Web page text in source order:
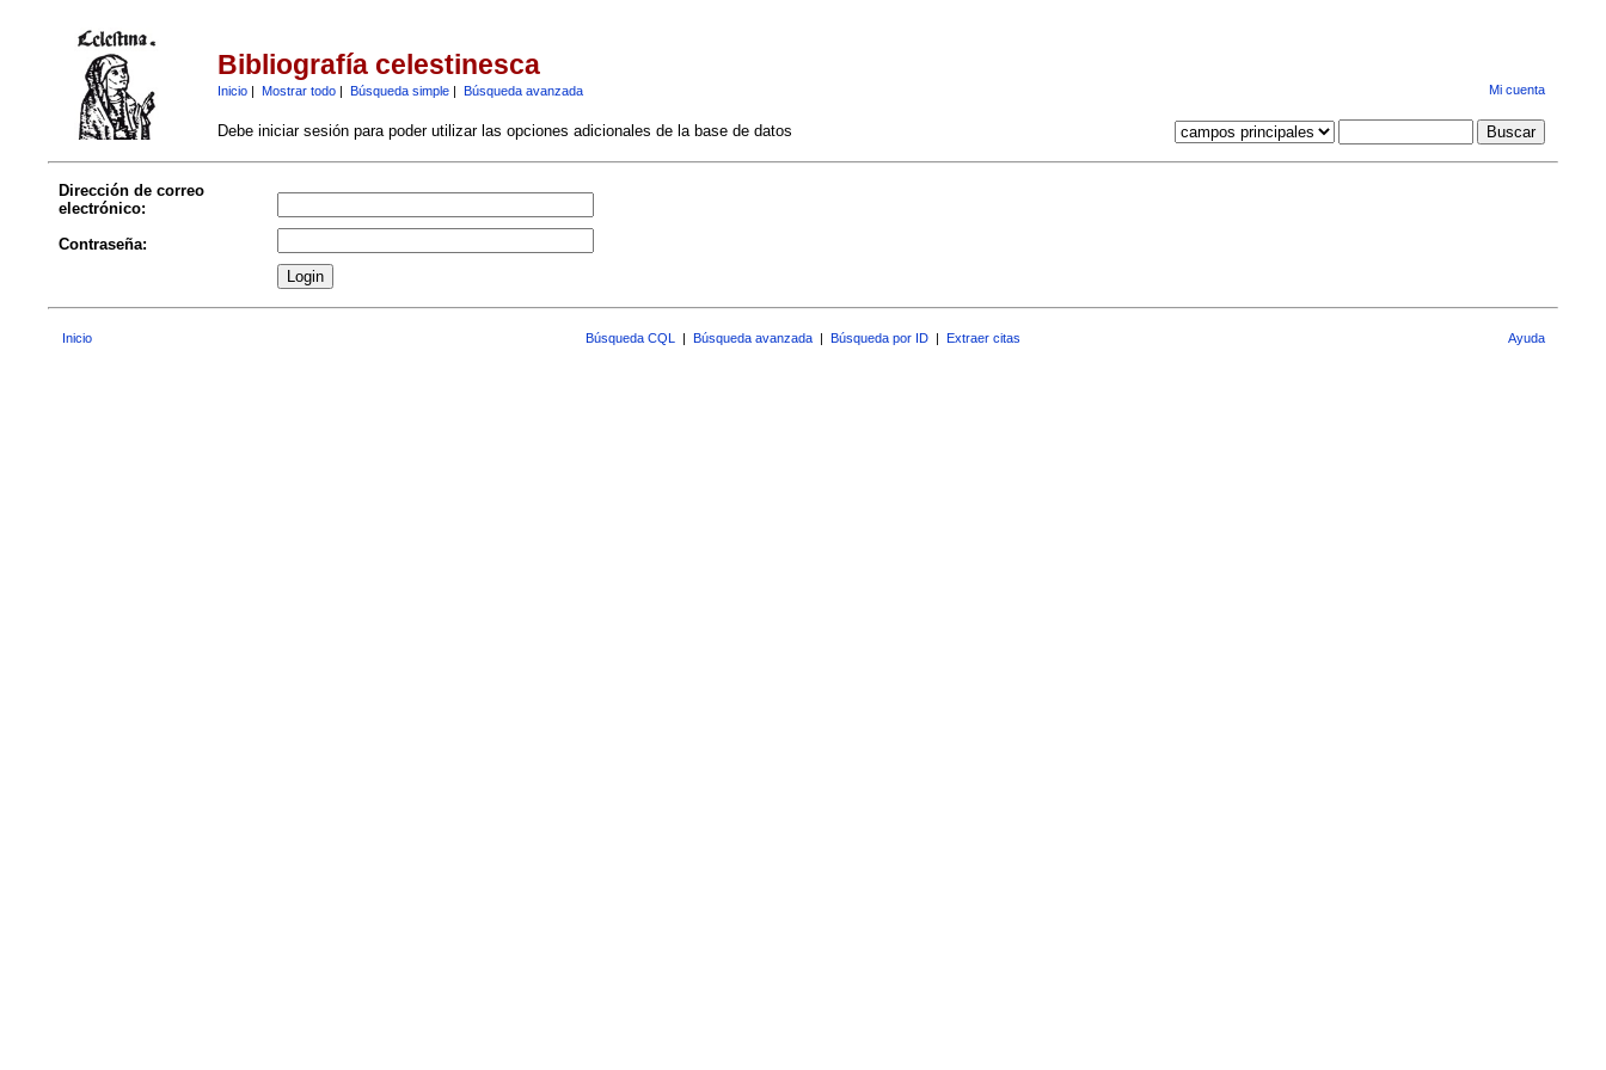
Bibliografía celestinesca
Inicio| Mostrar todo| Búsqueda simple| Búsqueda avanzada Mi cuenta
Debe iniciar sesión para poder utilizar las opciones adicionales de la base de datos
Dirección de correo
electrónico:
Contraseña:
Inicio Búsqueda CQL | Búsqueda avanzada | Búsqueda por ID | Extraer citas Ayuda